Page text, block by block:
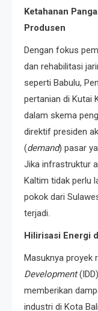
Ketahanan
Produsen
Dengan fokus
dan rehabilitasi
seperti Babulu,
pertanian di Kutai
dalam skema
direktif presiden
(demand) pasar
Jika infrastruktur
Kaltim tidak perlu
pokok dari
terjadi.
Hilirisasi Energi
Masuknya proyek
Development
memberikan
industri di Kota